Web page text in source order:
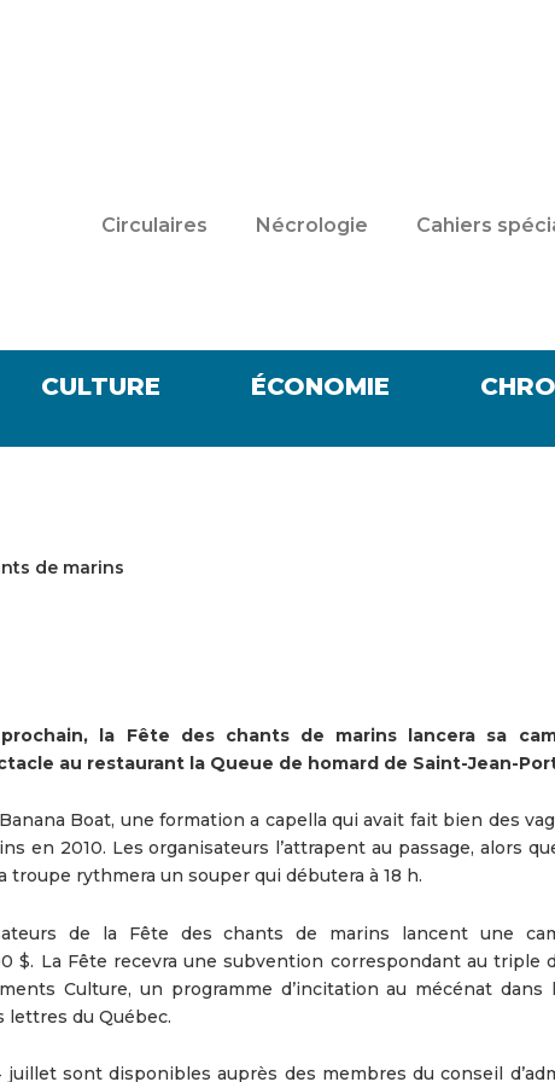
Circulaires Nécrologie Cahiers
CULTURE ÉCONOMIE
de marins
prochain, la Fête des chants de marins lancera sa
au restaurant la Queue de homard de Saint-Jean-
Boat, une formation a capella qui avait fait bien des
en 2010. Les organisateurs l’attrapent au passage, alors
rythmera un souper qui débutera à 18 h.
de la Fête des chants de marins lancent une
$. La Fête recevra une subvention correspondant au triple
Culture, un programme d’incitation au mécénat dans
lettres du Québec.
sont disponibles auprès des membres du conseil